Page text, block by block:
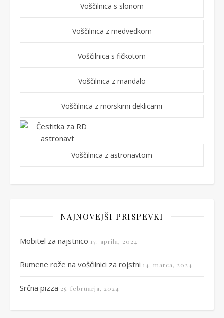
Voščilnica s slonom
Voščilnica z medvedkom
Voščilnica s fičkotom
Voščilnica z mandalo
Voščilnica z morskimi deklicami
Voščilnica z astronavtom
NAJNOVEJŠI PRISPEVKI
Mobitel za najstnico 17. aprila, 2024
Rumene rože na voščilnici za rojstni 14. marca, 2024
Srčna pizza 25. februarja, 2024